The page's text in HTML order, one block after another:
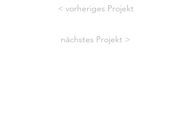
< vorheriges Projekt
nächstes Projekt >